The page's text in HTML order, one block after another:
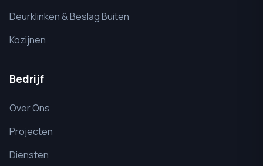
Deurklinken & Beslag Buiten
Kozijnen
Bedrijf
Over Ons
Projecten
Diensten